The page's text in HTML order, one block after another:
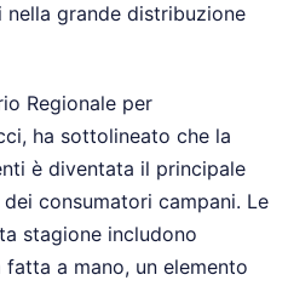
grande distribuzione
Regionale per
ha sottolineato che la
è diventata il principale
consumatori campani. Le
stagione includono
a mano, un elemento